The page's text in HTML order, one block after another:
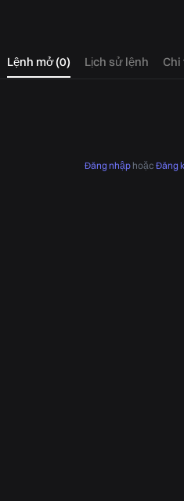
Lệnh mở(0) Lịch sử lệnh Chi
Đăng nhập hoặc Đăng